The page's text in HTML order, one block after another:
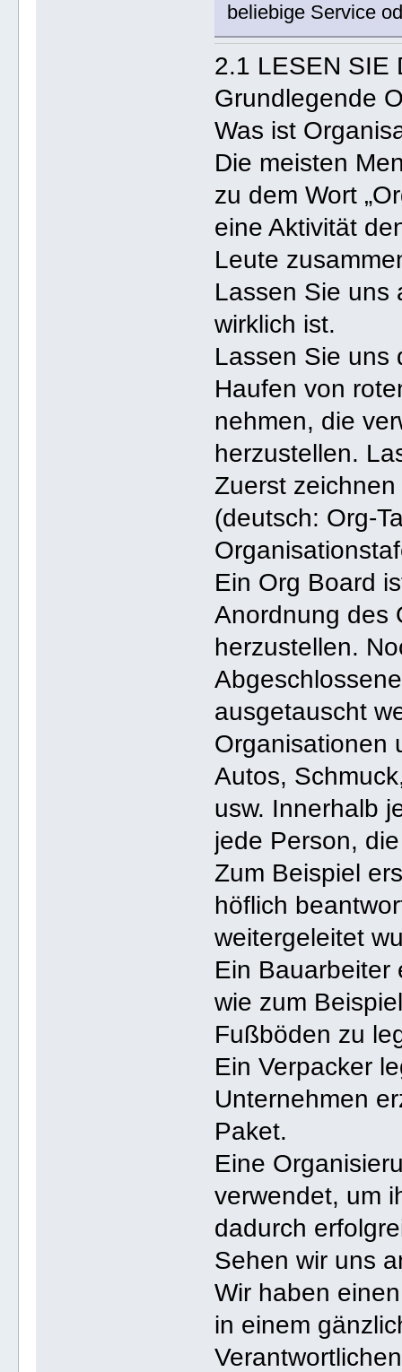
beliebige Service
2.1 LESEN SIE
Grundlegende
Was ist
Die meisten
zu dem Wort
eine Aktivität
Leute
Lassen Sie uns
wirklich ist.
Lassen Sie uns
Haufen von
nehmen, die
herzustellen.
Zuerst zeichnen
(deutsch: Org-
Ein Org Board
Anordnung des
herzustellen.
ausgetauscht
Organisationen
Autos,
usw. Innerhalb
jede Person,
Zum Beispiel
höflich
weitergeleitet
Ein Bauarbeiter
wie zum
Fußböden zu
Ein Verpacker
Unternehmen
Paket.
Eine
verwendet, um
dadurch
Sehen wir uns
Wir haben
in einem